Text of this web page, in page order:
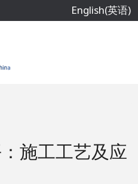
English(英语)
施工工艺及应